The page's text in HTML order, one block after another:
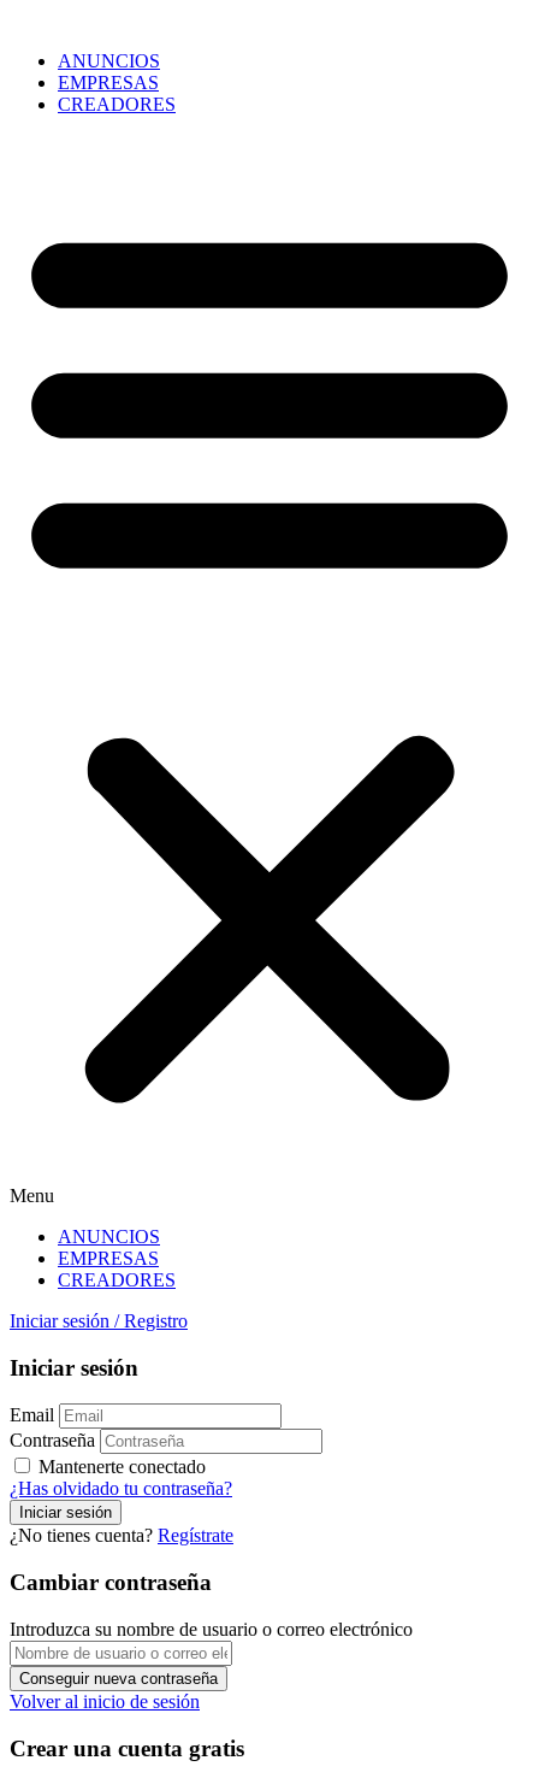
ANUNCIOS
EMPRESAS
CREADORES
Menu
ANUNCIOS
EMPRESAS
CREADORES
Iniciar sesión / Registro
Iniciar sesión
Email
Contraseña
Mantenerte conectado
¿Has olvidado tu contraseña?
¿No tienes cuenta? Regístrate
Cambiar contraseña
Introduzca su nombre de usuario o correo electrónico
Volver al inicio de sesión
Crear una cuenta gratis